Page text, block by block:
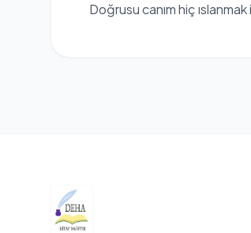
Doğrusu canım hiç